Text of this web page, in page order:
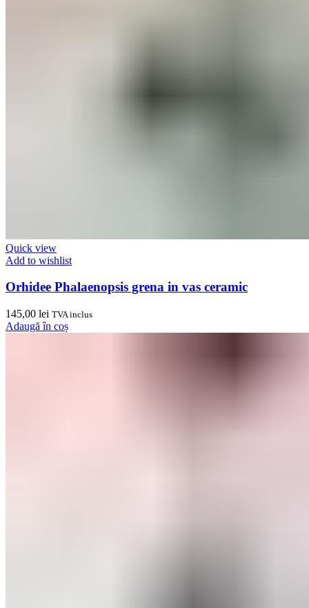
Quick view
Add to wishlist
Orhidee Phalaenopsis grena in vas ceramic
145,00 lei TVA inclus
Adaugă în coș